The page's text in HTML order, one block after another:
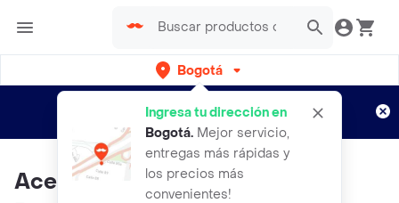
Bogotá
Ingresa tu dirección en
Bogotá. Mejor servicio,
entregas más rápidas y
los precios más
convenientes!
envíos gratis por semanas
Aplican TyC
Aceite Aromático Sangre De